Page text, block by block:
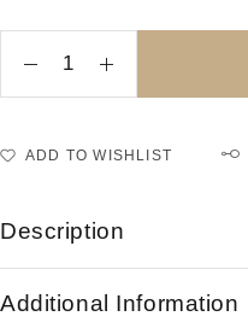
ADD TO WISHLIST
Description
Additional Information